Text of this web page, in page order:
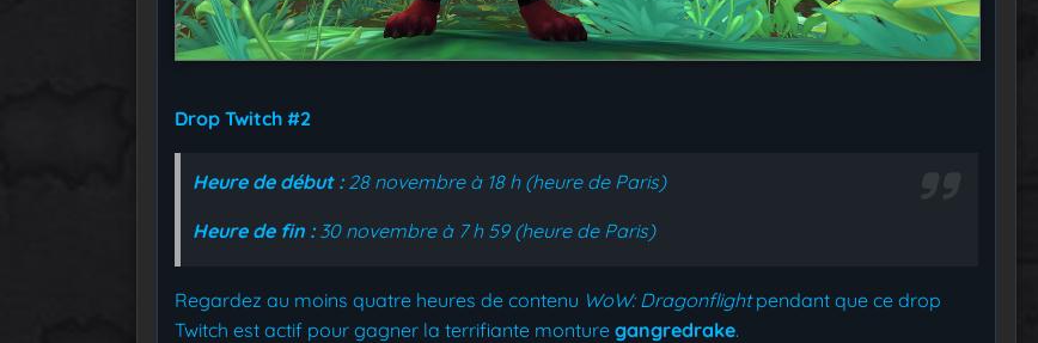
Drop Twitch #2
Heure de début :28 novembre à 18 h (heure de Paris)
Heure de fin :30 novembre à 7 h 59 (heure de Paris)
Regardez au moins quatre heures de contenu WoW: Dragonflightpendant que ce drop
Twitch est actif pour gagner la terrifiante monture gangredrake.